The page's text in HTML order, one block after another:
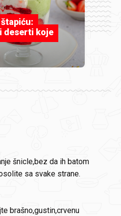
štapiću:
deserti koje
šnicle,bez da ih batom
sa svake strane.
brašno,gustin,crvenu